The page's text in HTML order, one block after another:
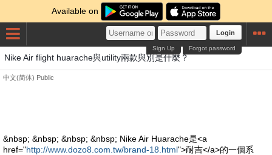
Available on
Login
Forgot password
Sign Up
Nike Air flight huarache與utility兩款與別是什麼？
中文(简体) Public
&nbsp; &nbsp; &nbsp; &nbsp; Nike Air Huarache是<a
href="http://www.dozo8.com.tw/brand-18.html">耐吉</a>的一個系